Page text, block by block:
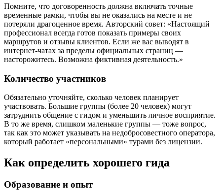
Помните, что договоренность должна включать точные
временные рамки, чтобы вы не оказались на месте и не
потеряли драгоценное время. Авторский совет: «Настоящий
профессионал всегда готов показать примеры своих
маршрутов и отзывы клиентов. Если же вас выводят в
интернет-чатах за пределы официальных страниц —
насторожитесь. Возможна фиктивная деятельность.»
Количество участников
Обязательно уточняйте, сколько человек планирует
участвовать. Большие группы (более 20 человек) могут
затруднить общение с гидом и уменьшить личное восприятие.
В то же время, слишком маленькие группы — тоже вопрос,
так как это может указывать на недобросовестного оператора,
который работает «персональными» турами без лицензии.
Как определить хорошего гида
Образование и опыт